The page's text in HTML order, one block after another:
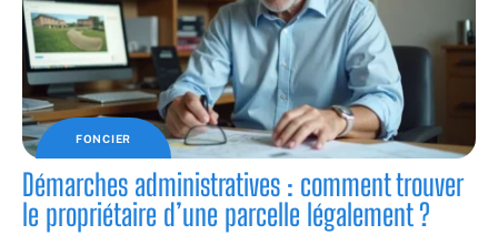
FONCIER
Démarches administratives : comment trouver
le propriétaire d’une parcelle légalement ?